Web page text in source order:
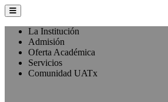
La Institución
Admisión
Oferta Académica
Servicios
Comunidad UATx